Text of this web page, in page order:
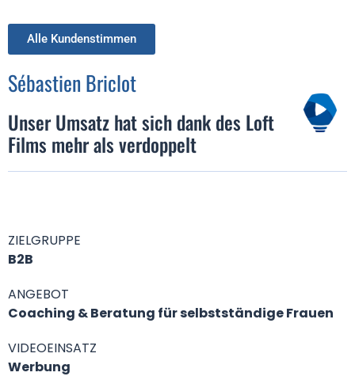
Alle Kundenstimmen
Sébastien Briclot
Unser Umsatz hat sich dank des Loft
Films mehr als verdoppelt
ZIELGRUPPE
B2B
ANGEBOT
Coaching & Beratung für selbstständige Frauen
VIDEOEINSATZ
Werbung